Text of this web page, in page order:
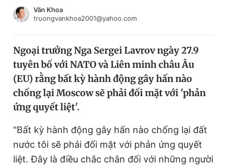
Chuyên mục khác
Tin thị trường Tin 360
Video Magazine
Sản phẩm khác
Tiện ích Bạn cần biết
Tin đã xem
Đăng xuất
Văn Khoa
truongvankhoa2001@yahoo.com
Ngoại trưởng Nga Sergei Lavrov ngày 27.9
tuyên bố với NATO và Liên minh châu Âu
(EU) rằng bất kỳ hành động gây hấn nào
chống lại Moscow sẽ phải đối mặt với 'phản
ứng quyết liệt'.
"Bất kỳ hành động gây hấn nào chống lại đất
nước tôi sẽ phải đối mặt với phản ứng quyết
liệt. Đây là điều chắc chắn đối với những người